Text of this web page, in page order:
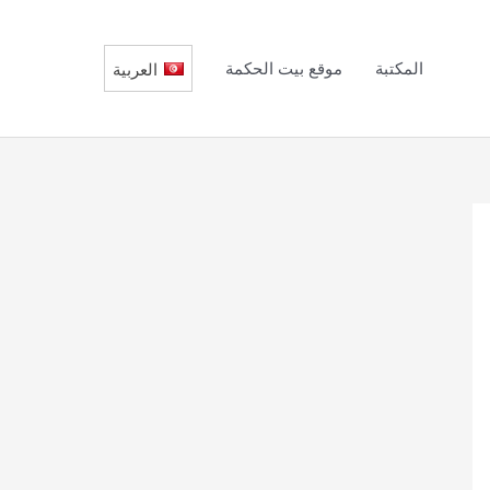
المكتبة موقع بيت الحكمة العربية